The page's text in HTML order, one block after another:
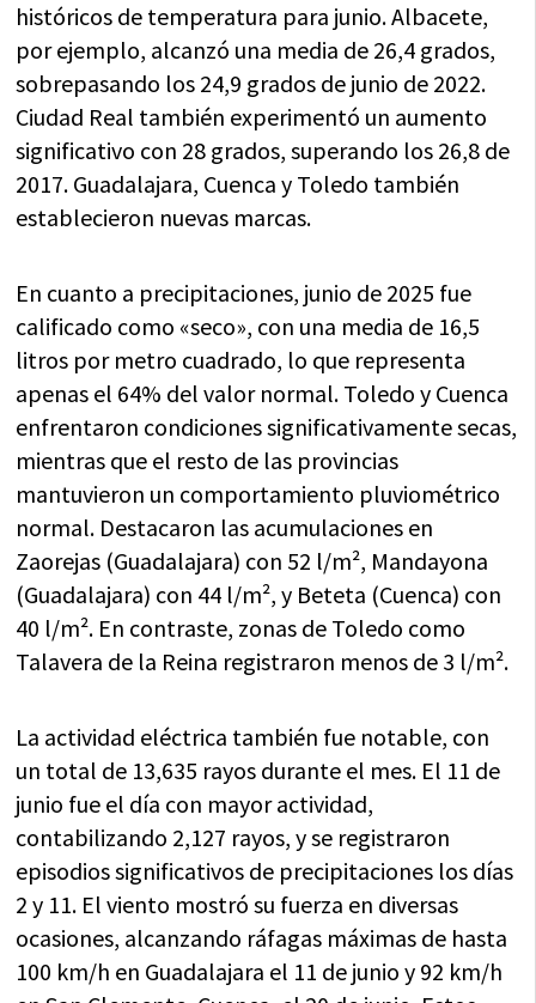
históricos de temperatura para junio. Albacete,
por ejemplo, alcanzó una media de 26,4 grados,
sobrepasando los 24,9 grados de junio de 2022.
Ciudad Real también experimentó un aumento
significativo con 28 grados, superando los 26,8 de
2017. Guadalajara, Cuenca y Toledo también
establecieron nuevas marcas.
En cuanto a precipitaciones, junio de 2025 fue
calificado como «seco», con una media de 16,5
litros por metro cuadrado, lo que representa
apenas el 64% del valor normal. Toledo y Cuenca
enfrentaron condiciones significativamente secas,
mientras que el resto de las provincias
mantuvieron un comportamiento pluviométrico
normal. Destacaron las acumulaciones en
Zaorejas (Guadalajara) con 52 l/m², Mandayona
(Guadalajara) con 44 l/m², y Beteta (Cuenca) con
40 l/m². En contraste, zonas de Toledo como
Talavera de la Reina registraron menos de 3 l/m².
La actividad eléctrica también fue notable, con
un total de 13,635 rayos durante el mes. El 11 de
junio fue el día con mayor actividad,
contabilizando 2,127 rayos, y se registraron
episodios significativos de precipitaciones los días
2 y 11. El viento mostró su fuerza en diversas
ocasiones, alcanzando ráfagas máximas de hasta
100 km/h en Guadalajara el 11 de junio y 92 km/h